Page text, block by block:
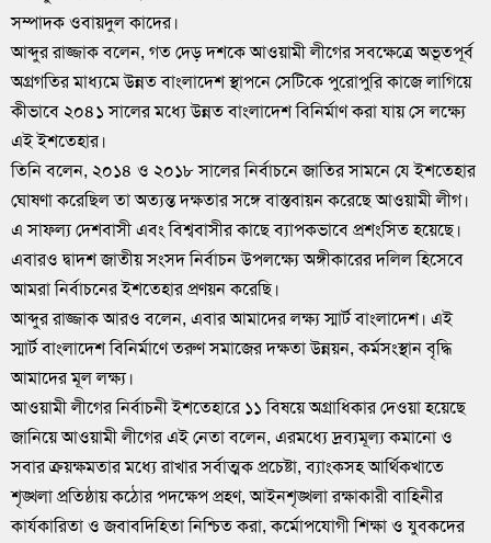
সম্পাদক ওবায়দুল কাদের।
আব্দুর রাজ্জাক বলেন, গত দেড় দশকে আওয়ামী লীগের সবক্ষেত্রে অভূতপূর্ব
অগ্রগতির মাধ্যমে উন্নত বাংলাদেশ স্থাপনে সেটিকে পুরোপুরি কাজে লাগিয়ে
কীভাবে ২০৪১ সালের মধ্যে উন্নত বাংলাদেশ বিনির্মাণ করা যায় সে লক্ষ্যে
এই ইশতেহার।
তিনি বলেন, ২০১৪ ও ২০১৮ সালের নির্বাচনে জাতির সামনে যে ইশতেহার
ঘোষণা করেছিল তা অত্যন্ত দক্ষতার সঙ্গে বাস্তবায়ন করেছে আওয়ামী লীগ।
এ সাফল্য দেশবাসী এবং বিশ্ববাসীর কাছে ব্যাপকভাবে প্রশংসিত হয়েছে।
এবারও দ্বাদশ জাতীয় সংসদ নির্বাচন উপলক্ষ্যে অঙ্গীকারের দলিল হিসেবে
আমরা নির্বাচনের ইশতেহার প্রণয়ন করেছি।
আব্দুর রাজ্জাক আরও বলেন, এবার আমাদের লক্ষ্য স্মার্ট বাংলাদেশ। এই
স্মার্ট বাংলাদেশ বিনির্মাণে তরুণ সমাজের দক্ষতা উন্নয়ন, কর্মসংস্থান বৃদ্ধি
আমাদের মূল লক্ষ্য।
আওয়ামী লীগের নির্বাচনী ইশতেহারে ১১ বিষয়ে অগ্রাধিকার দেওয়া হয়েছে
জানিয়ে আওয়ামী লীগের এই নেতা বলেন, এরমধ্যে দ্রব্যমূল্য কমানো ও
সবার ক্রয়ক্ষমতার মধ্যে রাখার সর্বাত্মক প্রচেষ্টা, ব্যাংকসহ আর্থিকখাতে
শৃঙ্খলা প্রতিষ্ঠায় কঠোর পদক্ষেপ প্রহণ, আইনশৃঙ্খলা রক্ষাকারী বাহিনীর
কার্যকারিতা ও জবাবদিহিতা নিশ্চিত করা, কর্মোপযোগী শিক্ষা ও যুবকদের